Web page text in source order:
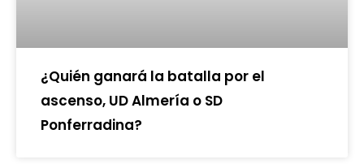
¿Quién ganará la batalla por el
ascenso, UD Almería o SD
Ponferradina?